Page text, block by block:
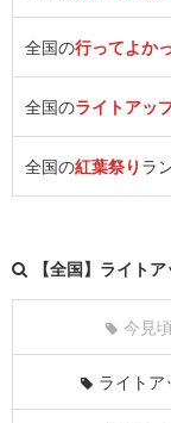
全国の行ってよか
全国のライトアッ
全国の紅葉祭り ラ
【全国】ライト
今見頃
ライトア